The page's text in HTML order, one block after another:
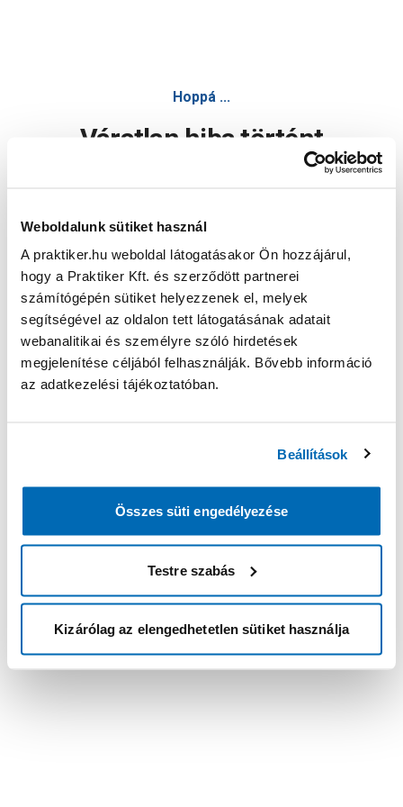
Weboldalunk sütiket használ
A praktiker.hu weboldal látogatásakor Ön hozzájárul,
hogy a Praktiker Kft. és szerződött partnerei
számítógépén sütiket helyezzenek el, melyek
segítségével az oldalon tett látogatásának adatait
webanalitikai és személyre szóló hirdetések
megjelenítése céljából felhasználják. Bővebb információ
az adatkezelési tájékoztatóban.
Beállítások
Összes süti engedélyezése
Testre szabás
Kizárólag az elengedhetetlen sütiket használja
Hoppá ...
Váratlan hiba történt
Oldal újratöltése